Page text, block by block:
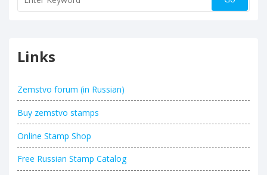
Links
Zemstvo forum (in Russian)
Buy zemstvo stamps
Online Stamp Shop
Free Russian Stamp Catalog